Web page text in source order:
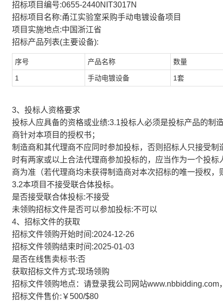
招标项目编号:0655-2440NIT3017N
招标项目名称:甬江实验室采购手动电镀设备项目
项目实施地点:中国浙江省
招标产品列表(主要设备):
序号 产品名称 数量
1 手动电镀设备 1套
3、投标人资格要求
投标人应具备的资格或业绩:3.1投标人必须是投标产品的制
商针对本项目的授权书；
制造商和其代理商不应同时参加投标，否则招标人只接受
时有两家或以上合法代理商参加投标的，应当作为一个投
商为准（若代理商均未获得制造商对本次招标的唯一授权
3.2本项目不接受联合体投标。
是否接受联合体投标:不接受
未领购招标文件是否可以参加投标:不可以
4、招标文件的获取
招标文件领购开始时间:2024-12-26
招标文件领购结束时间:2025-01-03
是否在线售卖标书:否
获取招标文件方式:现场领购
招标文件领购地点：请登录我公司网站www.nbbidding.com
招标文件售价:￥500/$80